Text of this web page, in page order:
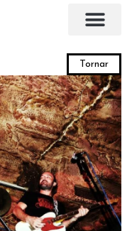
Tornar